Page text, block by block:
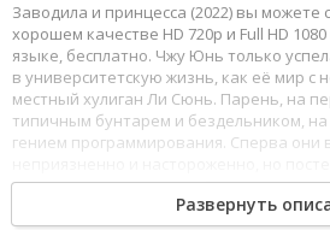
Заводила и принцесса (2022) вы можете
хорошем качестве HD 720p и Full HD
языке, бесплатно. Чжу Юнь только
в университетскую жизнь, как её мир с
местный хулиган Ли Сюнь. Парень, на
типичным бунтарем и бездельником, на
гением программирования. Сперва они
кардинально меняются. Он даже
и приглашает присоединиться к своей
Развернуть